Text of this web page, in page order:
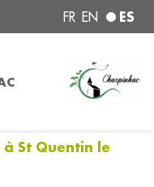
FR EN ES
à St Quentin le